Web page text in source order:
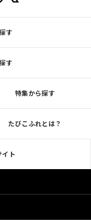
す
す
特集から探す
たびこふれとは？
イト